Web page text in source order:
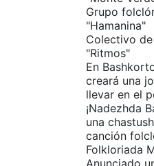
Grupo
"Hamanina"
Colectivo
"Ritmos"
En
creará una
llevar en el
¡Nadezhda
una
canción
Folkloriada
Anunciado